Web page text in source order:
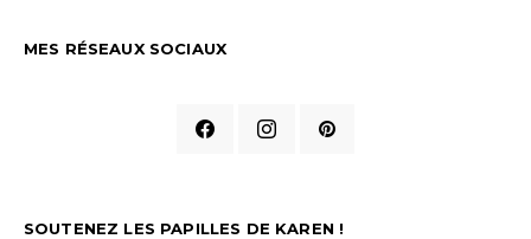
MES RÉSEAUX SOCIAUX
SOUTENEZ LES PAPILLES DE KAREN !